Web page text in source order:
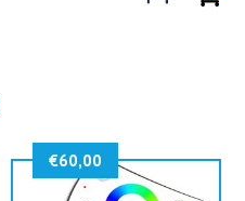
€60,00